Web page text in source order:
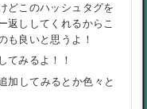
どこのハッシュタグを
返ししてくれるからこ
も良いと思うよ！
てみるよ！！
加してみるとか色々と